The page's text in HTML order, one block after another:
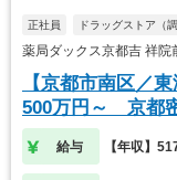
正社員 ドラッグストア（
薬局ダックス京都吉 祥
【京都市南区／
500万円～ 京都
給与 【年収】